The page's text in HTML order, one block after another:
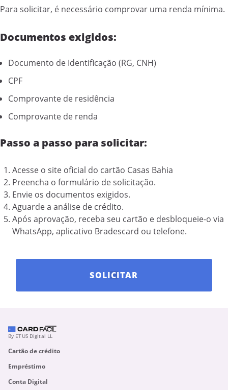
Para solicitar, é necessário comprovar uma renda mínima.
Documentos exigidos:
Documento de Identificação (RG, CNH)
CPF
Comprovante de residência
Comprovante de renda
Passo a passo para solicitar:
Acesse o site oficial do cartão Casas Bahia
Preencha o formulário de solicitação.
Envie os documentos exigidos.
Aguarde a análise de crédito.
Após aprovação, receba seu cartão e desbloqueie-o via
WhatsApp, aplicativo Bradescard ou telefone.
SOLICITAR
By ETUS Digital LL
Cartão de crédito
Empréstimo
Conta Digital